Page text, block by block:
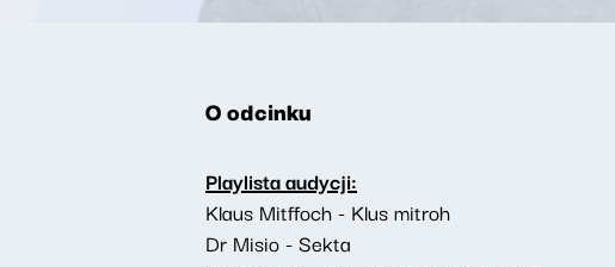
O odcinku
Playlista audycji:
Klaus Mitffoch - Klus mitroh
Dr Misio - Sekta